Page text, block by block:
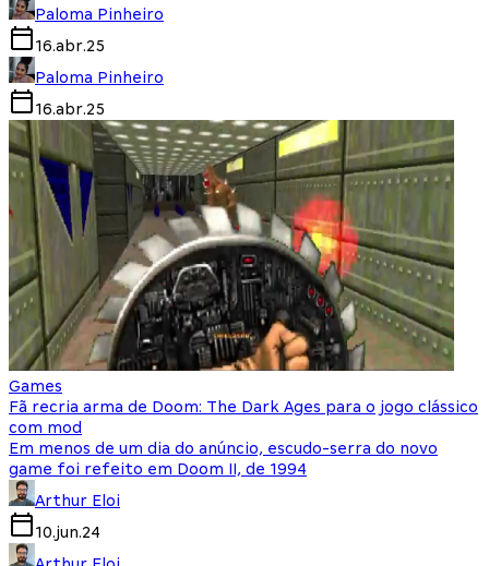
Paloma Pinheiro
16.abr.25
Paloma Pinheiro
16.abr.25
Games
Fã recria arma de Doom: The Dark Ages para o jogo clássico
com mod
Em menos de um dia do anúncio, escudo-serra do novo
game foi refeito em Doom II, de 1994
Arthur Eloi
10.jun.24